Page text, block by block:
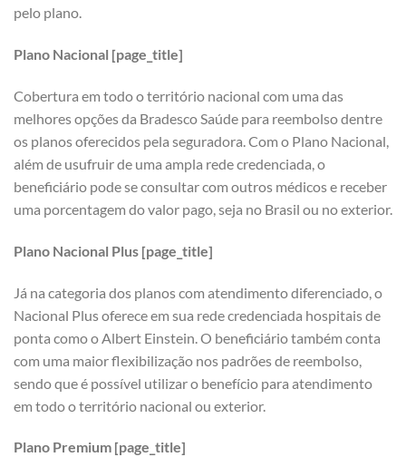
pelo plano.
Plano Nacional [page_title]
Cobertura em todo o território nacional com uma das
melhores opções da Bradesco Saúde para reembolso dentre
os planos oferecidos pela seguradora. Com o Plano Nacional,
além de usufruir de uma ampla rede credenciada, o
beneficiário pode se consultar com outros médicos e receber
uma porcentagem do valor pago, seja no Brasil ou no exterior.
Plano Nacional Plus [page_title]
Já na categoria dos planos com atendimento diferenciado, o
Nacional Plus oferece em sua rede credenciada hospitais de
ponta como o Albert Einstein. O beneficiário também conta
com uma maior flexibilização nos padrões de reembolso,
sendo que é possível utilizar o benefício para atendimento
em todo o território nacional ou exterior.
Plano Premium [page_title]